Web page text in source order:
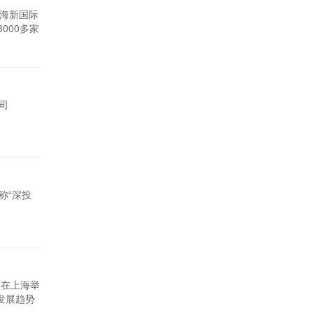
新国际
多家
“深投
上海举
展趋势